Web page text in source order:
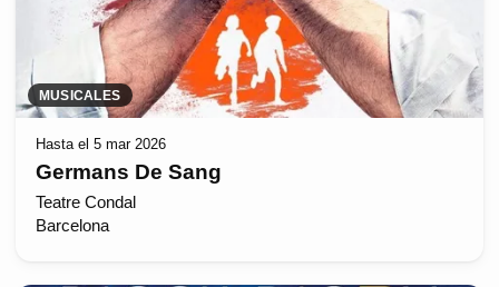
MUSICALES
Hasta el 5 mar 2026
Germans De Sang
Teatre Condal
Barcelona